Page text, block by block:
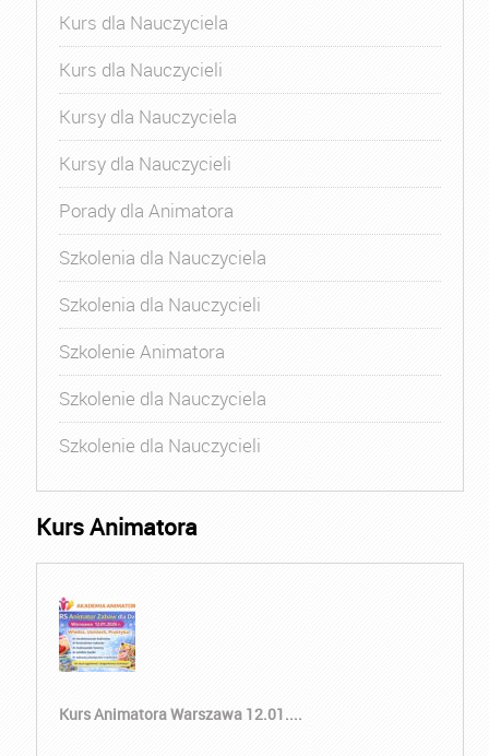
Kurs dla Nauczyciela
Kurs dla Nauczycieli
Kursy dla Nauczyciela
Kursy dla Nauczycieli
Porady dla Animatora
Szkolenia dla Nauczyciela
Szkolenia dla Nauczycieli
Szkolenie Animatora
Szkolenie dla Nauczyciela
Szkolenie dla Nauczycieli
Kurs Animatora
Kurs Animatora Warszawa 12.01....